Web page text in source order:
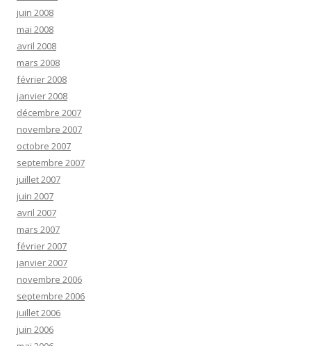
juin 2008
mai 2008
avril 2008
mars 2008
février 2008
janvier 2008
décembre 2007
novembre 2007
octobre 2007
septembre 2007
juillet 2007
juin 2007
avril 2007
mars 2007
février 2007
janvier 2007
novembre 2006
septembre 2006
juillet 2006
juin 2006